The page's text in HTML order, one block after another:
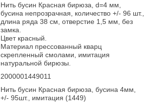
Нить бусин Красная бирюза, d=4 мм,
бусина непрозрачная, количество +/- 96 шт.,
длина ряда 38 см, отверстие 1,5 мм, без
замка.
Цвет красный.
Материал прессованный кварц
скрепленный смолами, имитация
натуральной бирюзы.
2000001449011
Нить бусин Красная бирюза, бусина 4мм,
+/- 95шт., имитация (1449)